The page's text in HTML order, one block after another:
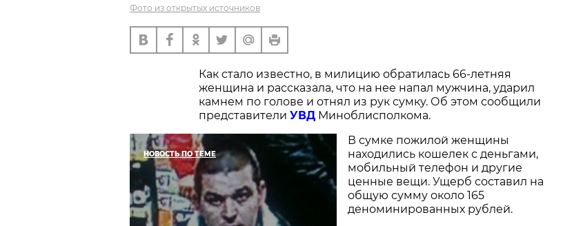
Фото из открытых источников
Как стало известно, в милицию обратилась 66-летняя
женщина и рассказала, что на нее напал мужчина, ударил
камнем по голове и отнял из рук сумку. Об этом сообщили
представители УВД Миноблисполкома.
НОВОСТЬ ПО ТЕМЕ
В сумке пожилой женщины
находились кошелек с деньгами,
мобильный телефон и другие
ценные вещи. Ущерб составил на
общую сумму около 165
деноминированных рублей.